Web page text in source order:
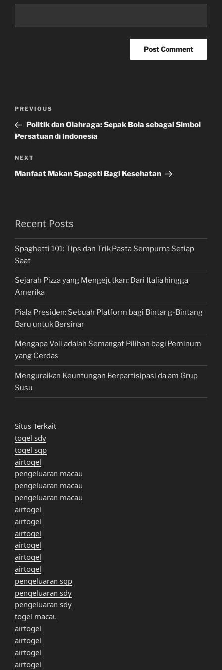
Previous
Post
PREVIOUS
Politik dan Olahraga: Sepak Bola sebagai Simbol
Persatuan di Indonesia
Next
Post
NEXT
Manfaat Makan Spageti Bagi Kesehatan
Recent Posts
Spaghetti 101: Tips dan Trik Pasta Sempurna Setiap
Saat
Sejarah Pizza yang Mengejutkan: Dari Italia hingga
Amerika
Piala Presiden: Sebuah Platform bagi Bintang-Bintang
Baru untuk Bersinar
Mengapa Voli adalah Semangat Pilihan bagi Peminum
yang Cerdas
Menguraikan Keuntungan Berpartisipasi dalam Grup
Susu
Situs Terkait
togel sdy
togel sgp
airtogel
pengeluaran macau
pengeluaran macau
pengeluaran macau
airtogel
airtogel
airtogel
airtogel
airtogel
airtogel
pengeluaran sgp
pengeluaran sdy
pengeluaran sdy
togel macau
airtogel
airtogel
airtogel
airtogel